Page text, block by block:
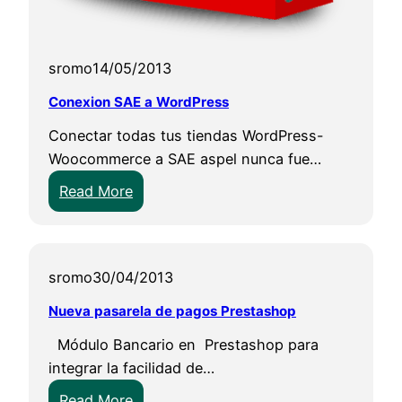
l
sromo14/05/2013
Conexion SAE a WordPress
Conectar todas tus tiendas WordPress-
Woocommerce a SAE aspel nunca fue…
Read More:
C
e
x
o
n
sromo30/04/2013
Nueva pasarela de pagos Prestashop
Módulo Bancario en Prestashop para
integrar la facilidad de…